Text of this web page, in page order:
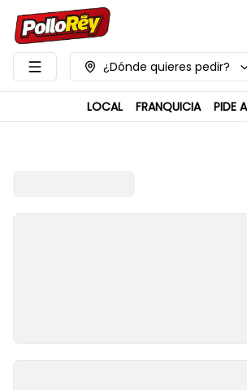
¿Dónde quieres pedir?
LOCAL FRANQUICIA PIDE